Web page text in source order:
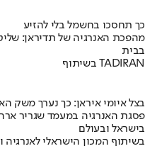
כך תחסכו בחשמל בלי להזיע
מהפכת האנרגיה של תדיראן:
בבית
בשיתוף TADIRAN
בצל איומי איראן: כך נערך משק
פסגת האנרגיה במעמד שגריר
בישראל ובעולם
בשיתוף המכון הישראלי לאנרגיה